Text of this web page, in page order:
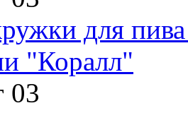
для
"Коралл"
03